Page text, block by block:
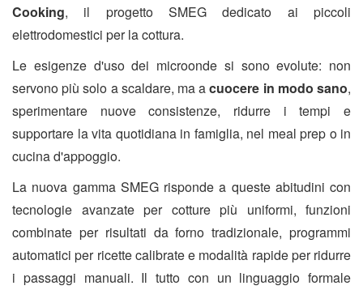
Cooking, il progetto SMEG dedicato ai piccoli
elettrodomestici per la cottura.
Le esigenze d'uso dei microonde si sono evolute: non
servono più solo a scaldare, ma acuocere in modo sano,
sperimentare nuove consistenze, ridurre i tempi e
supportare la vita quotidiana in famiglia, nel meal prep o in
cucina d'appoggio.
La nuova gamma SMEG risponde a queste abitudini con
tecnologie avanzate per cotture più uniformi, funzioni
combinate per risultati da forno tradizionale, programmi
automatici per ricette calibrate e modalità rapide per ridurre
i passaggi manuali. Il tutto con un linguaggio formale